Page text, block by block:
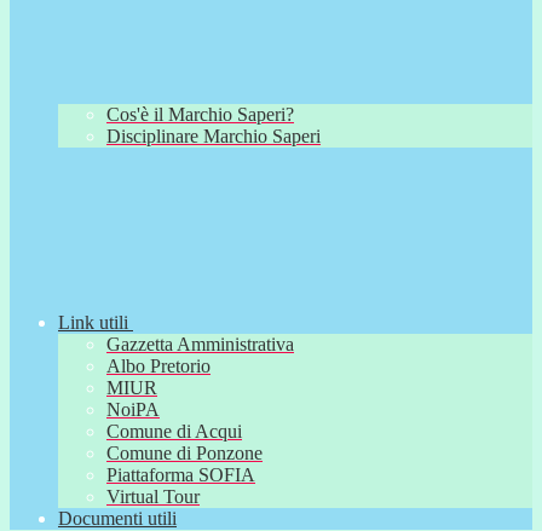
Cos'è il Marchio Saperi?
Disciplinare Marchio Saperi
Link utili
Gazzetta Amministrativa
Albo Pretorio
MIUR
NoiPA
Comune di Acqui
Comune di Ponzone
Piattaforma SOFIA
Virtual Tour
Documenti utili